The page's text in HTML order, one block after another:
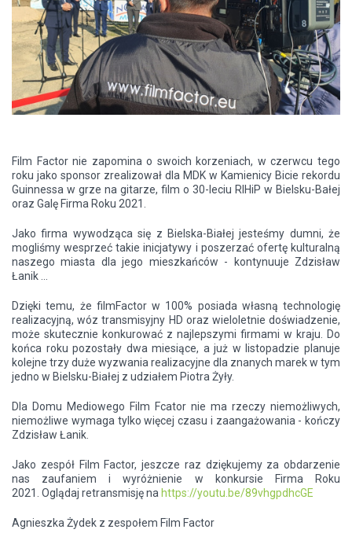
Film Factor nie zapomina o swoich korzeniach, w czerwcu tego
roku jako sponsor zrealizował dla MDK w Kamienicy Bicie rekordu
Guinnessa w grze na gitarze, film o 30-leciu RIHiP w Bielsku-Bałej
oraz Galę Firma Roku 2021.
Jako firma wywodząca się z Bielska-Białej jesteśmy dumni, że
mogliśmy wesprzeć takie inicjatywy i poszerzać ofertę kulturalną
naszego miasta dla jego mieszkańców - kontynuuje Zdzisław
Łanik ...
Dzięki temu, że filmFactor w 100% posiada własną technologię
realizacyjną, wóz transmisyjny HD oraz wieloletnie doświadzenie,
może skutecznie konkurować z najlepszymi firmami w kraju. Do
końca roku pozostały dwa miesiące, a już w listopadzie planuje
kolejne trzy duże wyzwania realizacyjne dla znanych marek w tym
jedno w Bielsku-Białej z udziałem Piotra Żyły.
Dla Domu Mediowego Film Fcator nie ma rzeczy niemożliwych,
niemożliwe wymaga tylko więcej czasu i zaangażowania - kończy
Zdzisław Łanik.
Jako zespół Film Factor, jeszcze raz dziękujemy za obdarzenie
nas zaufaniem i wyróżnienie w konkursie Firma Roku
2021. Oglądaj retransmisję na https://youtu.be/89vhgpdhcGE
Agnieszka Żydek z zespołem Film Factor